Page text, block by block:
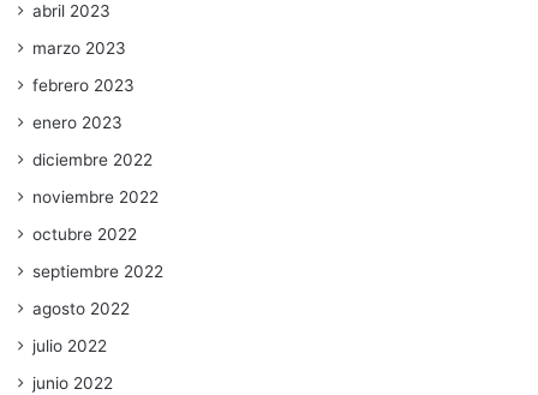
abril 2023
marzo 2023
febrero 2023
enero 2023
diciembre 2022
noviembre 2022
octubre 2022
septiembre 2022
agosto 2022
julio 2022
junio 2022